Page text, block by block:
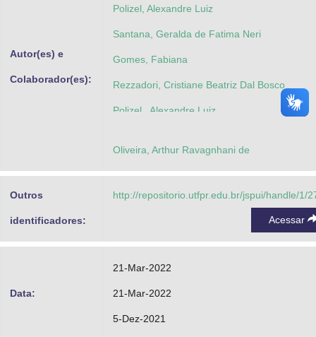
Autor(es) e
Colaborador(es):
Polizel, Alexandre Luiz
Santana, Geralda de Fatima Neri
Gomes, Fabiana
Rezzadori, Cristiane Beatriz Dal Bosco
Polizel , Alexandre Luiz
Oliveira, Arthur Ravagnhani de
Outros
identificadores:
http://repositorio.utfpr.edu.br/jspui/handle/1/
Acessar
Data:
21-Mar-2022
21-Mar-2022
5-Dez-2021